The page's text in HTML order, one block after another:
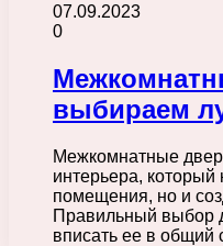
07.09.2023
0
выбираем
Межкомнатные
интерьера, который
помещения, но и
Правильный выбор
вписать ее в